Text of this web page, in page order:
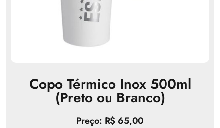
Copo Térmico Inox 500ml
(Preto ou Branco)
Preço: R$ 65,00